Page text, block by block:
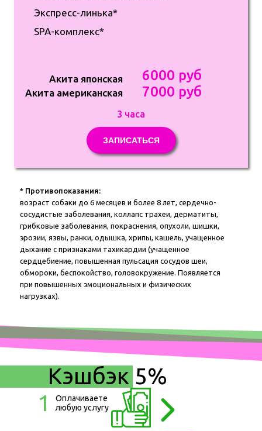
6000 руб
7000 руб
Экспресс-линька*
SPA-комплекс*
3 часа
ЗАПИСАТЬСЯ
Акита японская
Акита американская
* Противопоказания:
возраст собаки до 6 месяцев и более 8 лет, сердечно-
сосудистые заболевания, коллапс трахеи, дерматиты,
грибковые заболевания, покраснения, опухоли, шишки,
эрозии, язвы, ранки, одышка, хрипы, кашель, учащенное
дыхание с признаками тахикардии (учащенное
сердцебиение, повышенная пульсация сосудов шеи,
обмороки, беспокойство, головокружение. Появляется
при повышенных эмоциональных и физических
нагрузках).
Оплачиваете
любую услугу
Кэшбэк 5%
1